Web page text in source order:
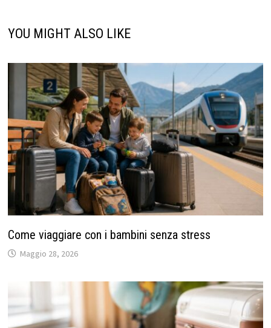
YOU MIGHT ALSO LIKE
Come viaggiare con i bambini senza stress
Maggio 28, 2026